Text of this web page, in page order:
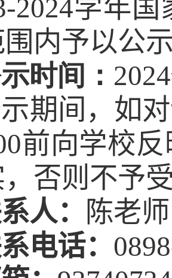
-2024学年国
内予以公
时间： 2024
期间，如
前向学校
否则不予
人：
陈老师
电话：